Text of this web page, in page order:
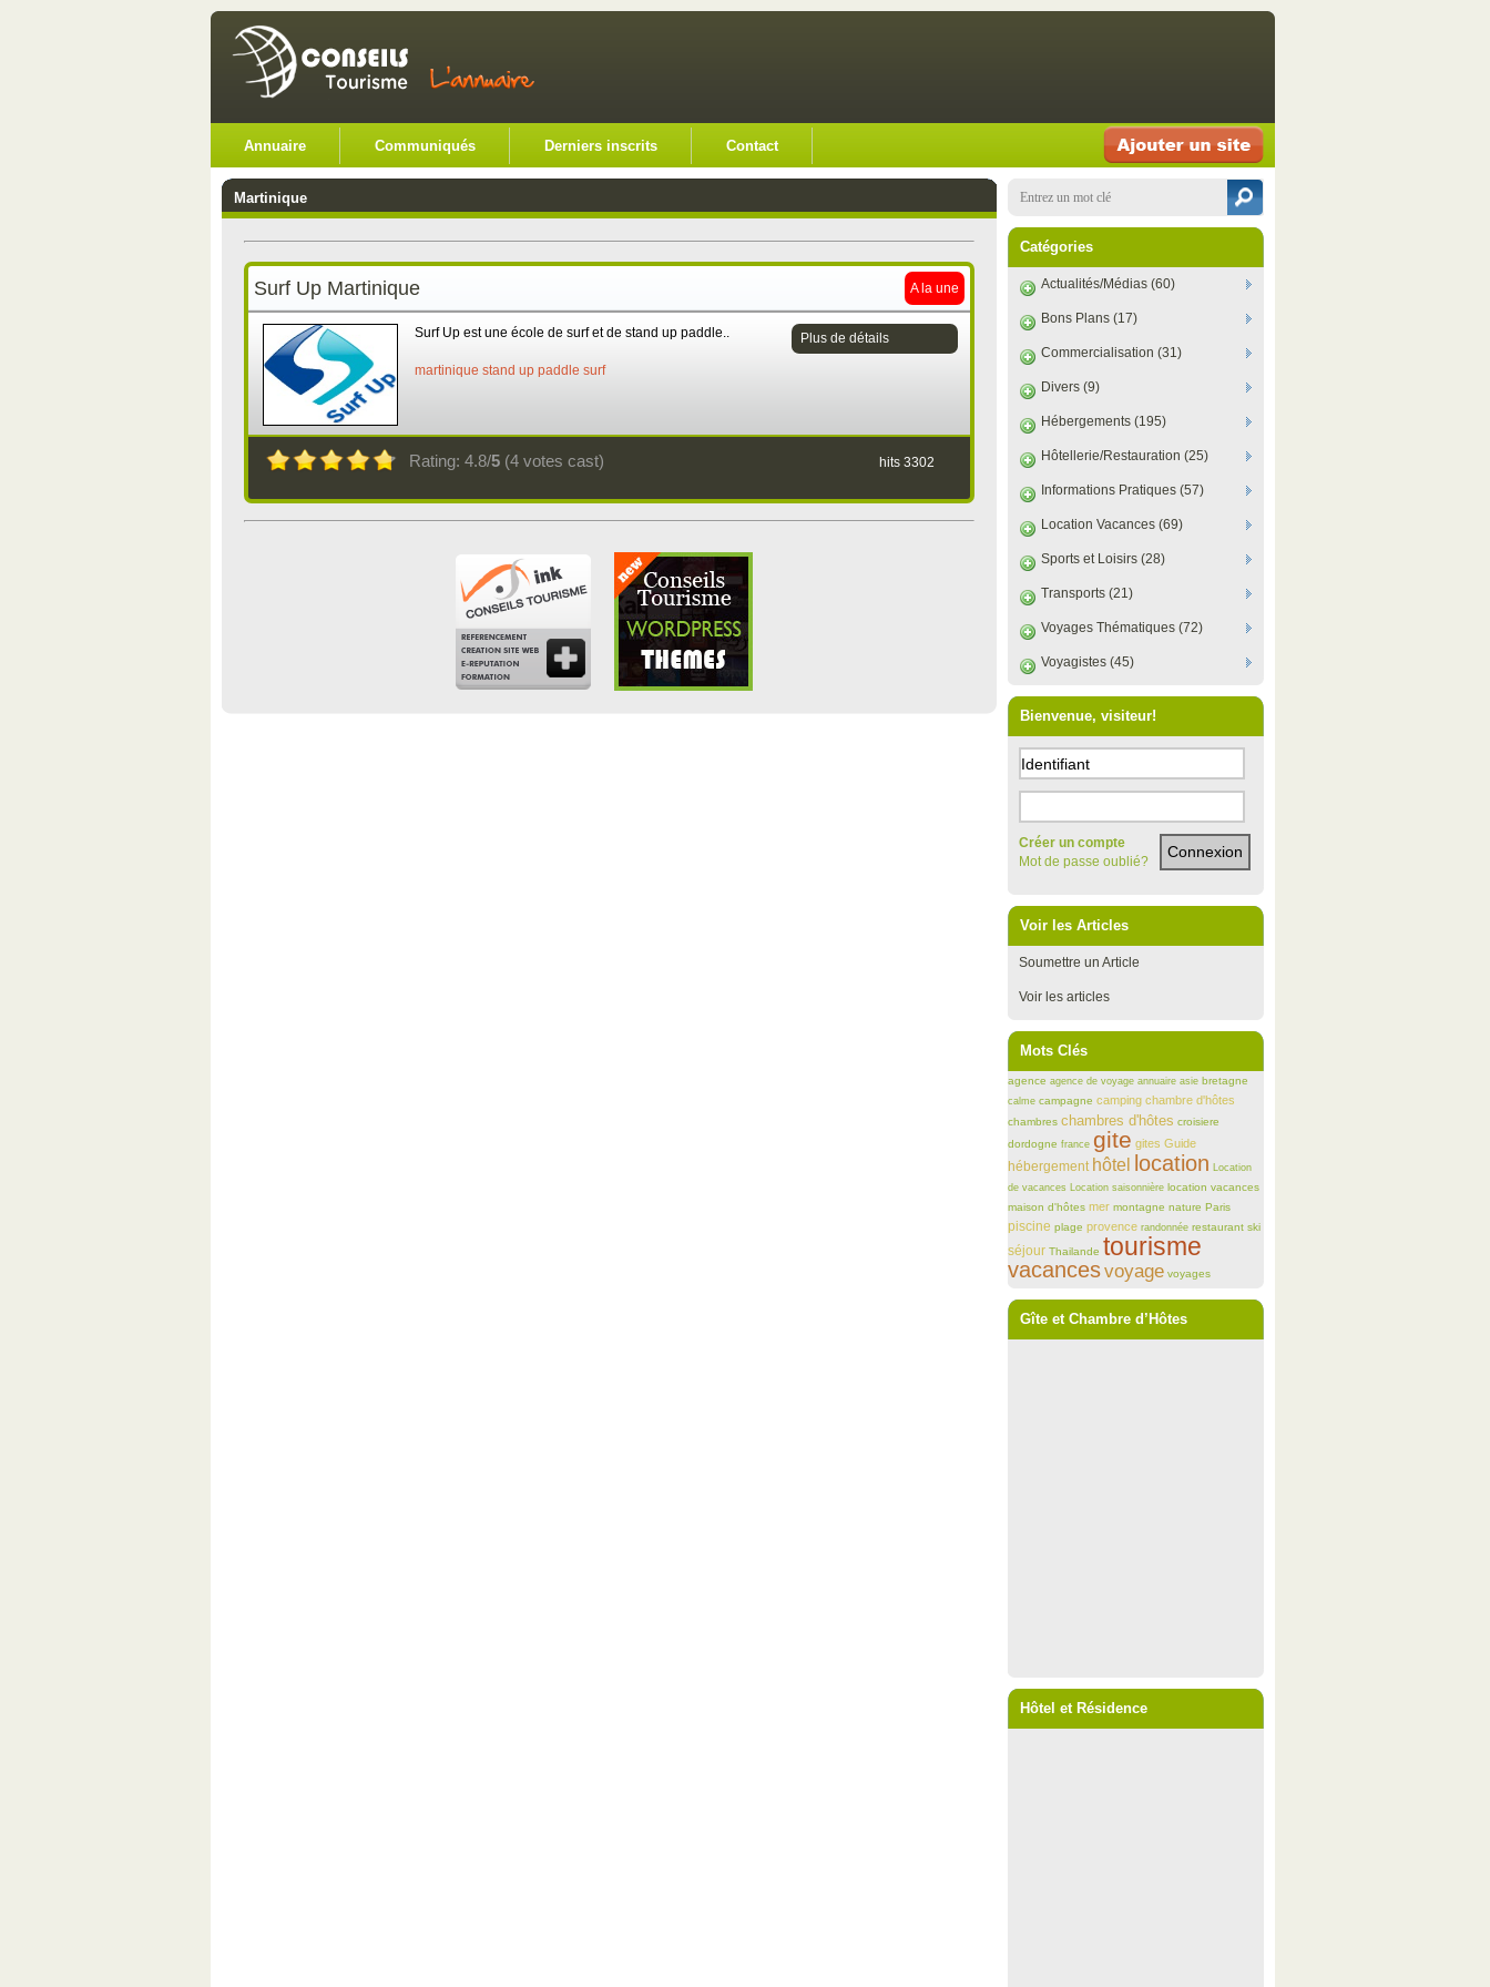
Annuaire Communiqués Derniers inscrits Contact
Martinique
A la une
Surf Up Martinique
Surf Up est une école de surf et de stand up paddle..
martinique stand up paddle surf
Plus de détails
Rating: 4.8/5(4 votes cast) hits 3302
Catégories
Actualités/Médias (60)
Bons Plans (17)
Commercialisation (31)
Divers (9)
Hébergements (195)
Hôtellerie/Restauration (25)
Informations Pratiques (57)
Location Vacances (69)
Sports et Loisirs (28)
Transports (21)
Voyages Thématiques (72)
Voyagistes (45)
Bienvenue, visiteur!
Créer un compte
Mot de passe oublié?
Voir les Articles
Soumettre un Article
Voir les articles
Mots Clés
agence agence de voyage annuaire asie bretagne
calme campagne camping chambre d'hôtes
chambres chambres d'hôtes croisiere
dordogne france gite gites Guide
hébergement hôtel location Location
de vacances Location saisonnière location vacances
maison d'hôtes mer montagne nature Paris
piscine plage provence randonnée restaurant ski
séjour Thailande tourisme
vacancesvoyage voyages
Gîte et Chambre d’Hôtes
Hôtel et Résidence